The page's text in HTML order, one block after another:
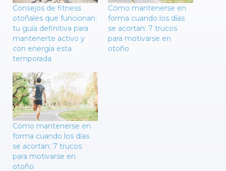
Consejos de fitness
otoñales que funcionan:
tu guía definitiva para
mantenerte activo y
con energía esta
temporada
Cómo mantenerse en
forma cuando los días
se acortan: 7 trucos
para motivarse en
otoño
Cómo mantenerse en
forma cuando los días
se acortan: 7 trucos
para motivarse en
otoño